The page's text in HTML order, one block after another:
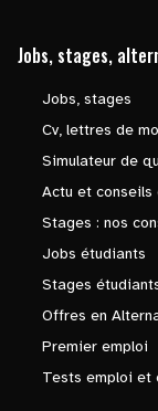
Jobs, stages,
Jobs, stages
Cv, lettres de
Simulateur de
Actu et conseils
Stages : nos
Jobs étudiants
Stages
Offres en
Premier emploi
Tests emploi et